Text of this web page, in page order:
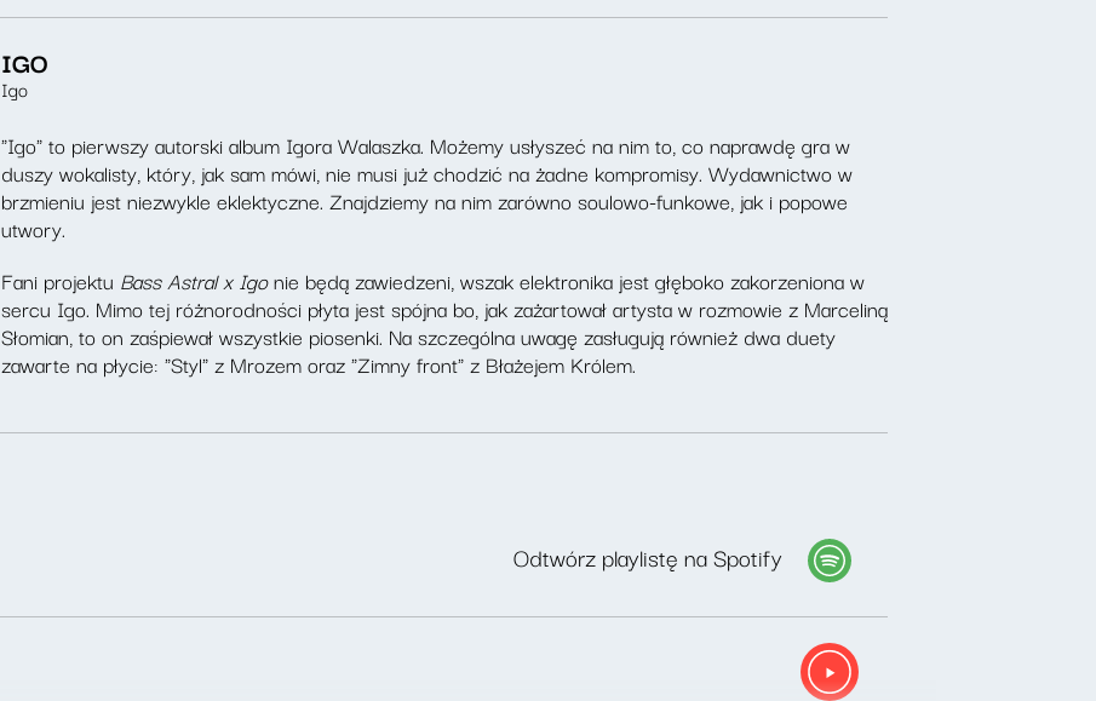
IGO
Igo
"Igo" to pierwszy autorski album Igora Walaszka. Możemy usłyszeć na nim to, co naprawdę gra w
duszy wokalisty, który, jak sam mówi, nie musi już chodzić na żadne kompromisy. Wydawnictwo w
brzmieniu jest niezwykle eklektyczne. Znajdziemy na nim zarówno soulowo-funkowe, jak i popowe
utwory.
Fani projektu Bass Astral x Igonie będą zawiedzeni, wszak elektronika jest głęboko zakorzeniona w
sercu Igo. Mimo tej różnorodności płyta jest spójna bo, jak zażartował artysta w rozmowie z Marceliną
Słomian, to on zaśpiewał wszystkie piosenki. Na szczególna uwagę zasługują również dwa duety
zawarte na płycie: "Styl" z Mrozem oraz "Zimny front" z Błażejem Królem.
Odtwórz playlistę na Spotify